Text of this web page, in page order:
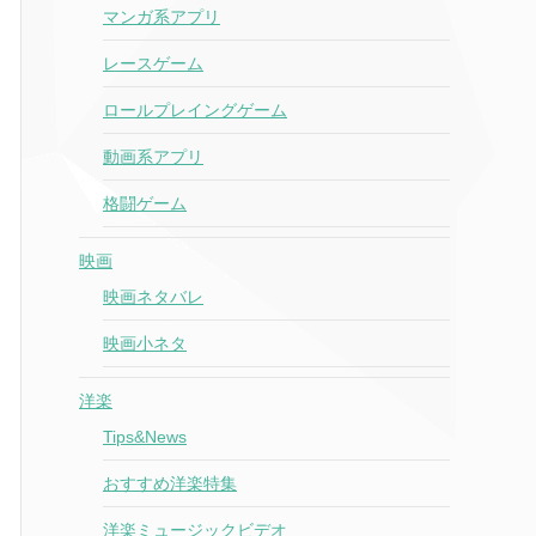
マンガ系アプリ
レースゲーム
ロールプレイングゲーム
動画系アプリ
格闘ゲーム
映画
映画ネタバレ
映画小ネタ
洋楽
Tips&News
おすすめ洋楽特集
洋楽ミュージックビデオ